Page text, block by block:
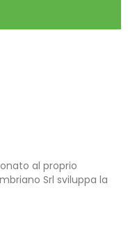
al proprio
Srl sviluppa la